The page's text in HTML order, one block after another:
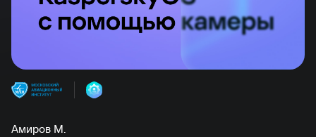
Амиров М.